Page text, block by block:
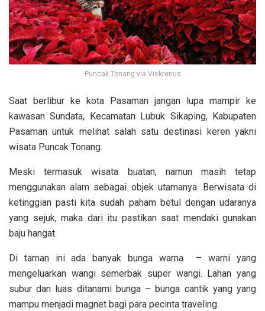
Puncak Tonang via Viskrenus
Saat berlibur ke kota Pasaman jangan lupa mampir ke
kawasan Sundata, Kecamatan Lubuk Sikaping, Kabupaten
Pasaman untuk melihat salah satu destinasi keren yakni
wisata Puncak Tonang.
Meski termasuk wisata buatan, namun masih tetap
menggunakan alam sebagai objek utamanya. Berwisata di
ketinggian pasti kita sudah paham betul dengan udaranya
yang sejuk, maka dari itu pastikan saat mendaki gunakan
baju hangat.
Di taman ini ada banyak bunga warna – warni yang
mengeluarkan wangi semerbak super wangi. Lahan yang
subur dan luas ditanami bunga – bunga cantik yang yang
mampu menjadi magnet bagi para pecinta traveling.